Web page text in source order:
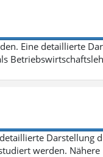
Eine detaillierte
Darstellung
werden.